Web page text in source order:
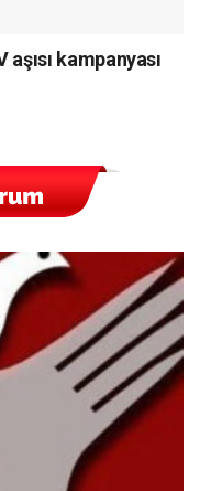
kampanyası